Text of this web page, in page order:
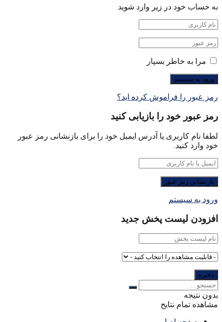
به حساب خود در زیر وارد شوید
مرا به خاطر بسپار
رمز عبور را فراموش کرده اید؟
رمز عبور خود را بازیابی کنید
لطفا نام کاربری یا آدرس ایمیل خود را برای بازنشانی رمز عبور
خود وارد کنید.
ورود به سیستم
افزودن لیست پخش جدید
بدون نتیجه
مشاهده تمام نتایج